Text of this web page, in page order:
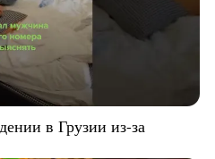
в Грузии из-за